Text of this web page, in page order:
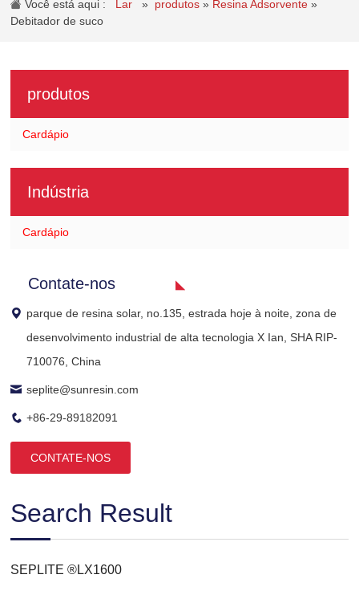
Você está aqui : Lar » produtos» Resina Adsorvente»
Debitador de suco
produtos
Cardápio
Indústria
Cardápio
Contate-nos
parque de resina solar, no.135, estrada hoje à noite, zona de
desenvolvimento industrial de alta tecnologia X Ian, SHA RIP-
710076, China
seplite@sunresin.com
+86-29-89182091
CONTATE-NOS
Search Result
SEPLITE ®LX1600